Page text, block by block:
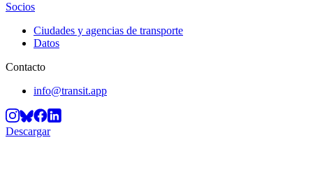
Socios
Ciudades y agencias de transporte
Datos
Contacto
info@transit.app
Descargar